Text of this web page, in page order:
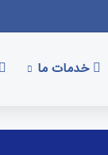
خدمات ما